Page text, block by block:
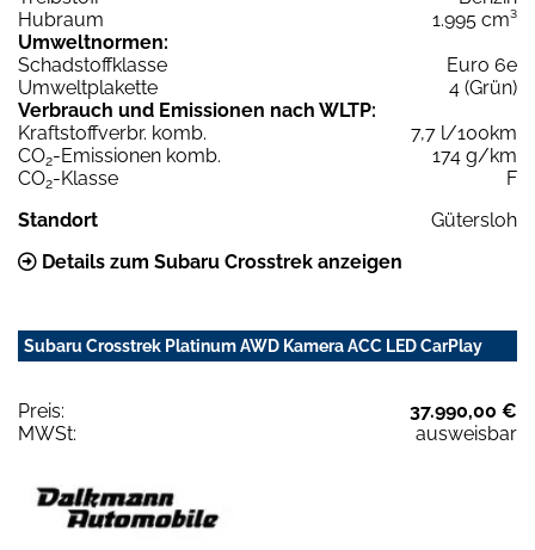
Hubraum
1.995 cm³
Umweltnormen:
Schadstoffklasse
Euro 6e
Umweltplakette
4 (Grün)
Verbrauch und Emissionen nach WLTP:
Kraftstoffverbr. komb.
7,7 l/100km
CO2-Emissionen komb.
174 g/km
CO2-Klasse
F
Standort
Gütersloh
Details zum Subaru Crosstrek anzeigen
Subaru Crosstrek Platinum AWD Kamera ACC LED CarPlay
Preis:
37.990,00 €
MWSt:
ausweisbar